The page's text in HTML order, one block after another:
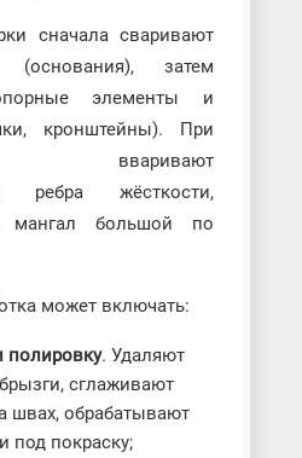
сначала сваривают
затем
элементы и
кронштейны). При
вваривают
ребра жёсткости,
мангал большой по
может включать:
полировку. Удаляют
сглаживают
швах, обрабатывают
под покраску;